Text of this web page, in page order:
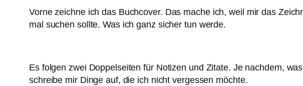
Vorne zeichne ich das Buchcover. Das mache ich, weil mir das
mal suchen sollte. Was ich ganz sicher tun werde.
Es folgen zwei Doppelseiten für Notizen und Zitate. Je nachdem,
schreibe mir Dinge auf, die ich nicht vergessen möchte.